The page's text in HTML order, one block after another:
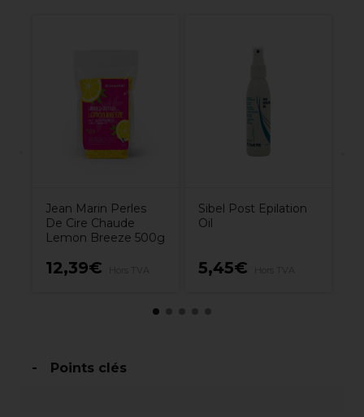
Jean Marin Perles
De Cire Chaude
Lemon Breeze 500g
12,39€
Sibel Post Epilation
Oil
5,45€
Points clés